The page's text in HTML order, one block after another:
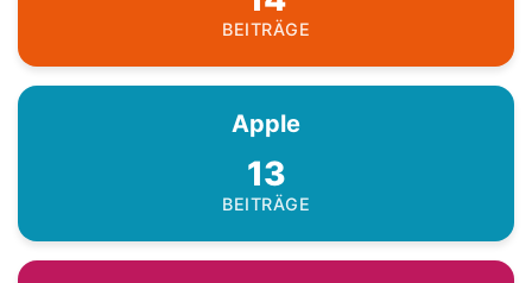
BEITRÄGE
Apple
13
BEITRÄGE